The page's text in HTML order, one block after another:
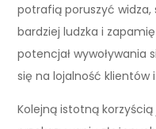
potrafią poruszyć widza,
bardziej ludzka i
potencjał wywoływania
się na lojalność klientów
Kolejną istotną